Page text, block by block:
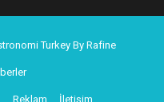
Turkey By Rafine
Reklam İletişim